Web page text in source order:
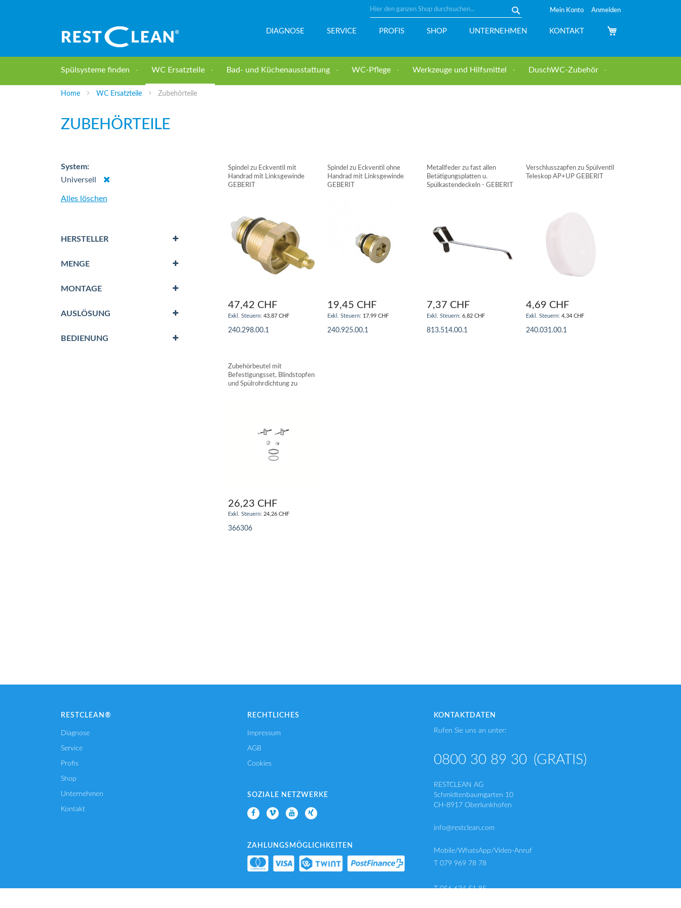
Mein Konto Anmelden
Inhalt
DIAGNOSE SERVICE PROFIS SHOP UNTERNEHMEN KONTAKT
Spülsysteme finden WC Ersatzteile Bad- und Küchenausstattung WC-Pflege Werkzeuge und Hilfsmittel DuschWC-Zubehör
Home WC Ersatzteile Zubehörteile
ZUBEHÖRTEILE
Spindel zu Eckventil mit
Handrad mit Linksgewinde
GEBERIT
47,42 CHF
43,87 CHF
240.298.00.1
Spindel zu Eckventil ohne
Handrad mit Linksgewinde
GEBERIT
19,45 CHF
17,99 CHF
240.925.00.1
Metallfeder zu fast allen
Betätigungsplatten u.
Spülkastendeckeln - GEBERIT
7,37 CHF
6,82 CHF
813.514.00.1
Verschlusszapfen zu Spülventil
Teleskop AP+UP GEBERIT
4,69 CHF
4,34 CHF
240.031.00.1
Zubehörbeutel mit
Befestigungsset, Blindstopfen
und Spülrohrdichtung zu
26,23 CHF
24,26 CHF
366306
System
Universell
Dies
Alles löschen
HERSTELLER
MENGE
MONTAGE
AUSLÖSUNG
BEDIENUNG
RESTCLEAN®
Diagnose
Service
Profis
Shop
Unternehmen
Kontakt
RECHTLICHES
Impressum
AGB
Cookies
SOZIALE NETZWERKE
ZAHLUNGSMÖGLICHKEITEN
KONTAKTDATEN
Rufen Sie uns an unter:
0800 30 89 30 (GRATIS)
RESTCLEAN AG
Schmidtenbaumgarten 10
CH-8917 Oberlunkhofen
info@restclean.com
Mobile/WhatsApp/Video-Anruf
T 079 969 78 78
T 056 634 51 85